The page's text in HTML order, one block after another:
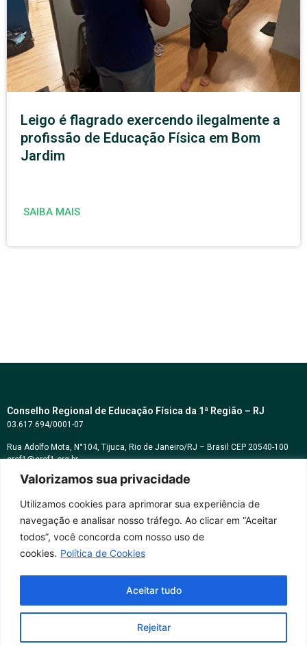
Valorizamos sua privacidade
Utilizamos cookies para aprimorar sua experiência de
navegação e analisar nosso tráfego. Ao clicar em “Aceitar
todos”, você concorda com nosso uso de
cookies. Política de Cookies
Rejeitar
Aceitar tudo
Leigo é flagrado exercendo ilegalmente a
profissão de Educação Física em Bom
Jardim
SAIBA MAIS
Conselho Regional de Educação Física da 1ª Região – RJ
03.617.694/0001-07
Rua Adolfo Mota, N°104, Tijuca, Rio de Janeiro/RJ – Brasil CEP 20540-100
cref1@cref1.org.br
Assessoria de comunicação:
Horários de atendimento:
Whatsapp: (21) 2569-2398